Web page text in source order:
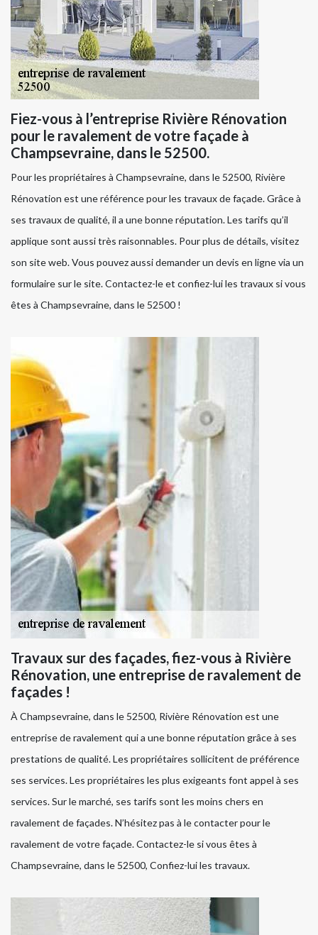
Fiez-vous à l’entreprise Rivière Rénovation
pour le ravalement de votre façade à
Champsevraine, dans le 52500.
Pour les propriétaires à Champsevraine, dans le 52500, Rivière
Rénovation est une référence pour les travaux de façade. Grâce à
ses travaux de qualité, il a une bonne réputation. Les tarifs qu’il
applique sont aussi très raisonnables. Pour plus de détails, visitez
son site web. Vous pouvez aussi demander un devis en ligne via un
formulaire sur le site. Contactez-le et confiez-lui les travaux si vous
êtes à Champsevraine, dans le 52500 !
Travaux sur des façades, fiez-vous à Rivière
Rénovation, une entreprise de ravalement de
façades !
À Champsevraine, dans le 52500, Rivière Rénovation est une
entreprise de ravalement qui a une bonne réputation grâce à ses
prestations de qualité. Les propriétaires sollicitent de préférence
ses services. Les propriétaires les plus exigeants font appel à ses
services. Sur le marché, ses tarifs sont les moins chers en
ravalement de façades. N’hésitez pas à le contacter pour le
ravalement de votre façade. Contactez-le si vous êtes à
Champsevraine, dans le 52500, Confiez-lui les travaux.